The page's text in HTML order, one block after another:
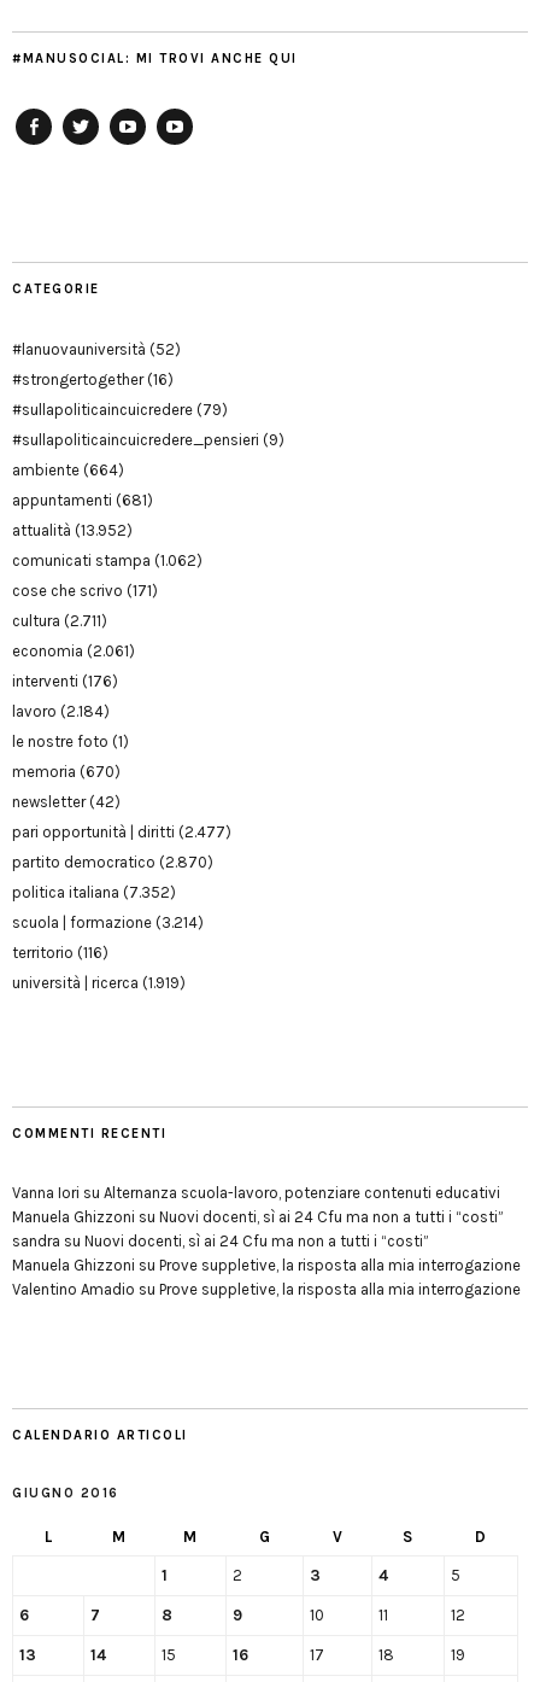
#MANUSOCIAL: MI TROVI ANCHE QUI
CATEGORIE
#lanuovauniversità (52)
#strongertogether(16)
#sullapoliticaincuicredere (79)
#sullapoliticaincuicredere_pensieri (9)
ambiente (664)
appuntamenti (681)
attualità (13.952)
comunicati stampa (1.062)
cose che scrivo (171)
cultura (2.711)
economia (2.061)
interventi (176)
lavoro (2.184)
le nostre foto (1)
memoria (670)
newsletter(42)
pari opportunità | diritti (2.477)
partito democratico (2.870)
politica italiana (7.352)
scuola | formazione (3.214)
territorio (116)
università | ricerca (1.919)
COMMENTI RECENTI
Vanna Iori su Alternanza scuola-lavoro, potenziare contenuti educativi
Manuela Ghizzoni su Nuovi docenti, sì ai 24 Cfu ma non a tutti i “costi”
sandra su Nuovi docenti, sì ai 24 Cfu ma non a tutti i “costi”
Manuela Ghizzoni su Prove suppletive, la risposta alla mia interrogazione
Valentino Amadio su Prove suppletive, la risposta alla mia interrogazione
CALENDARIO ARTICOLI
GIUGNO 2016
L M M G V S D
1 2 3 4 5
6 7 8 9 10 11 12
13 14 15 16 17 18 19